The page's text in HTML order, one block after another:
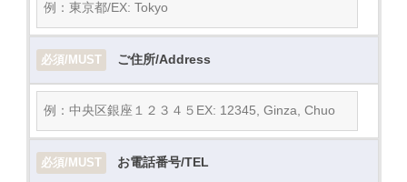
必須/MUST ご住所/Address
必須/MUST お電話番号/TEL